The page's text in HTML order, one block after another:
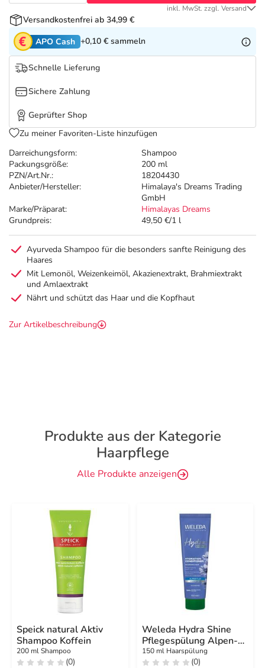
Tierapotheke
Vitamine & Mineralstoffe
Salus Deals
Darreichungsform:
Shampoo
Packungsgröße:
200 ml
PZN/Art.Nr.:
18204430
Anbieter/Hersteller:
Himalaya's Dreams Trading
GmbH
Marke/Präparat:
Himalayas Dreams
Grundpreis:
49,50 €/1 l
inkl. MwSt. zzgl. Versand
Versandkostenfrei ab 34,99 €
APO Cash +0,10 € sammeln
Schnelle Lieferung
Sichere Zahlung
Geprüfter Shop
Zu meiner Favoriten-Liste hinzufügen
Ayurveda Shampoo für die besonders sanfte Reinigung des
Haares
Mit Lemonöl, Weizenkeimöl, Akazienextrakt, Brahmiextrakt
und Amlaextrakt
Nährt und schützt das Haar und die Kopfhaut
Zur Artikelbeschreibung
Produkte aus der Kategorie
Haarpflege
Alle Produkte anzeigen
Speick natural Aktiv
Shampoo Koffein
200 ml Shampoo
(0)
Weleda Hydra Shine
Pflegespülung Alpen-
Lein
150 ml Haarspülung
(0)